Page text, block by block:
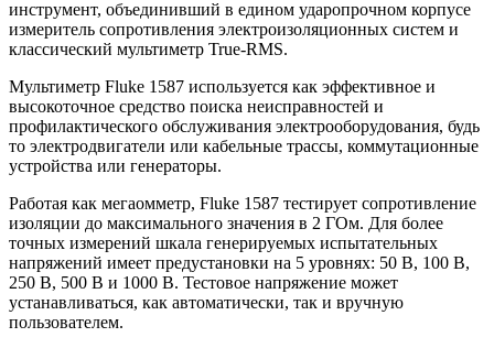
инструмент, объединивший в едином ударопрочном корпусе
измеритель сопротивления электроизоляционных систем и
классический мультиметр True-RMS.
Мультиметр Fluke 1587 используется как эффективное и
высокоточное средство поиска неисправностей и
профилактического обслуживания электрооборудования, будь
то электродвигатели или кабельные трассы, коммутационные
устройства или генераторы.
Работая как мегаомметр, Fluke 1587 тестирует сопротивление
изоляции до максимального значения в 2 ГОм. Для более
точных измерений шкала генерируемых испытательных
напряжений имеет предустановки на 5 уровнях: 50 В, 100 В,
250 В, 500 В и 1000 В. Тестовое напряжение может
устанавливаться, как автоматически, так и вручную
пользователем.